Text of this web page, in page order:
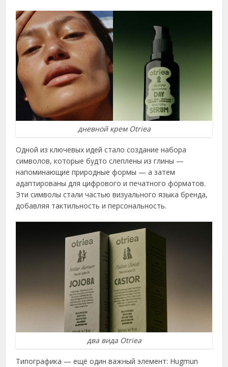
дневной крем Otriea
Одной из ключевых идей стало создание набора
символов, которые будто слеплены из глины —
напоминающие природные формы — а затем
адаптированы для цифрового и печатного форматов.
Эти символы стали частью визуального языка бренда,
добавляя тактильность и персональность.
два вида Otriea
Типографика — ещё один важный элемент: Hugmun